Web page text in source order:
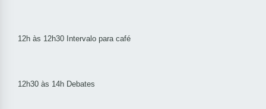
12h às 12h30 Intervalo para café
12h30 às 14h Debates